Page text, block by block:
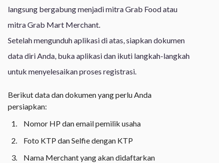
langsung bergabung menjadi mitra Grab Food atau
mitra Grab Mart Merchant.
Setelah mengunduh aplikasi di atas, siapkan dokumen
data diri Anda, buka aplikasi dan ikuti langkah-langkah
untuk menyelesaikan proses registrasi.
Berikut data dan dokumen yang perlu Anda
persiapkan:
Nomor HP dan email pemilik usaha
Foto KTP dan Selfie dengan KTP
Nama Merchant yang akan didaftarkan